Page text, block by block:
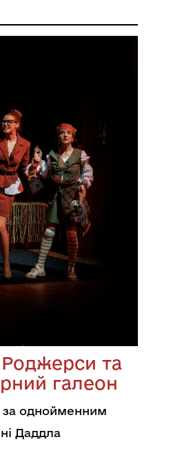
Роджерси та
галеон
за однойменним
Даддла